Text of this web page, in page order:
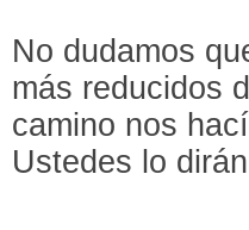
No dudamos
más reducidos
camino nos
Ustedes lo